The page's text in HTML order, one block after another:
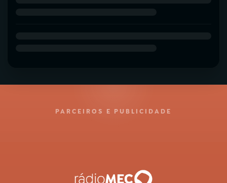
PARCEIROS E PUBLICIDADE